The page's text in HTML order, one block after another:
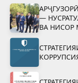
—
ВА